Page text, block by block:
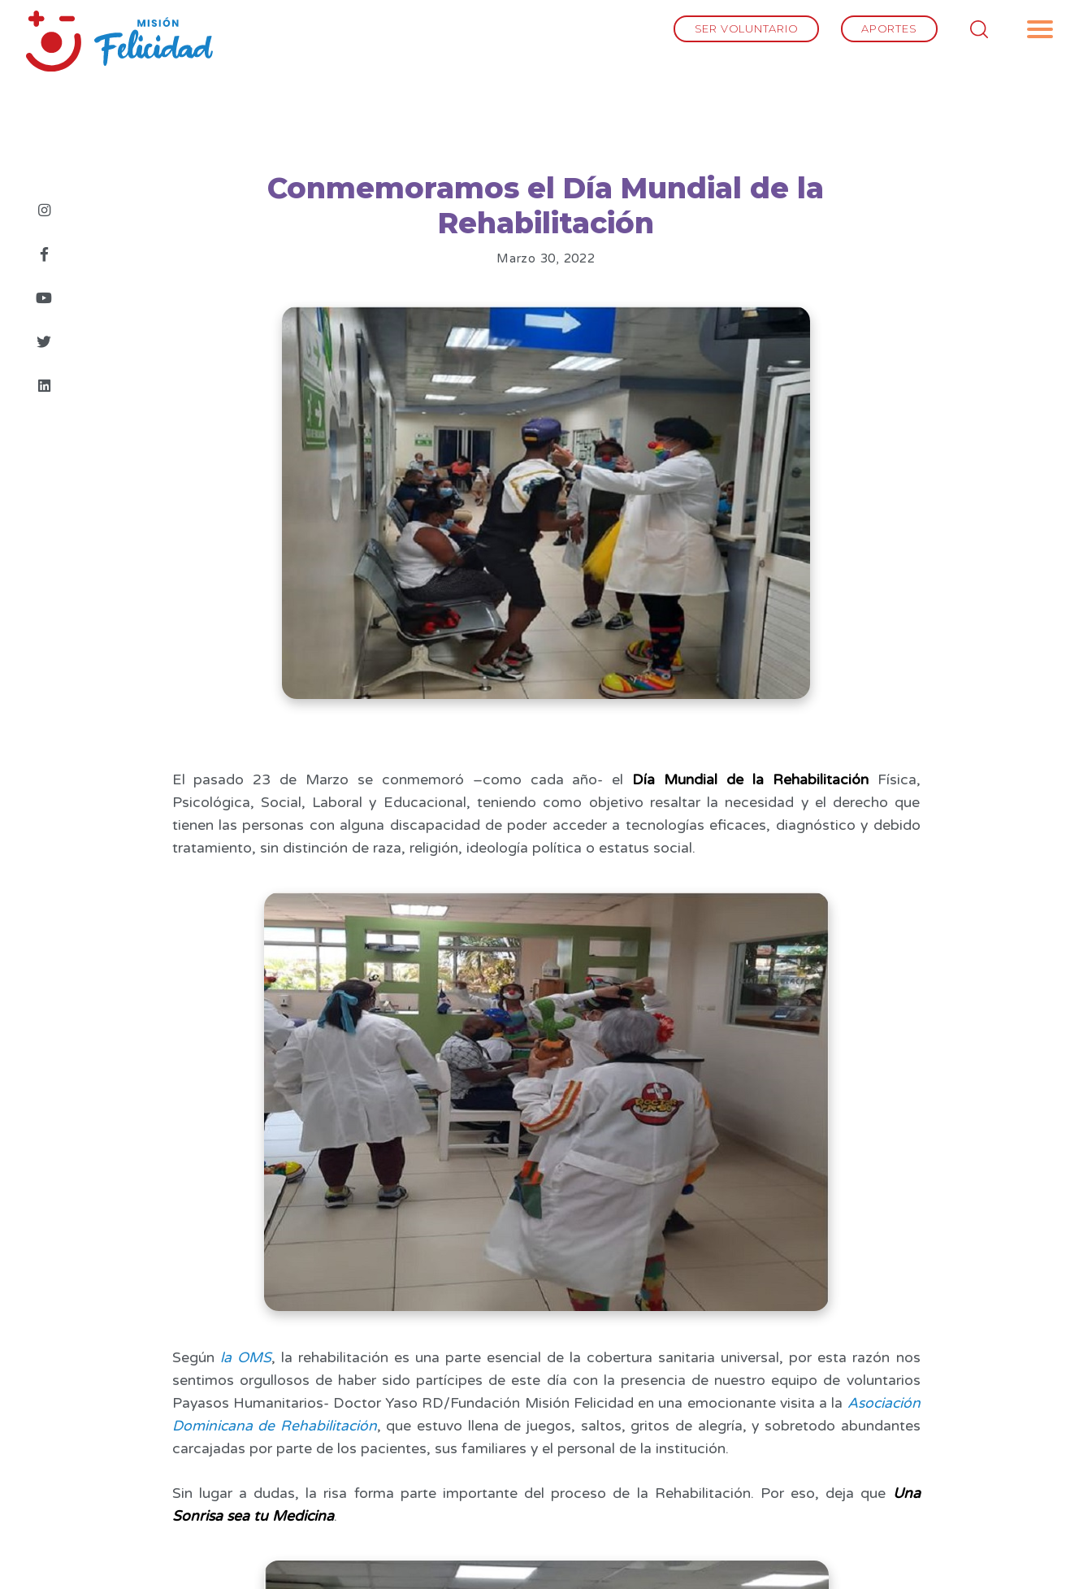
SER VOLUNTARIO APORTES
Conmemoramos el Día Mundial de la
Rehabilitación
Marzo 30, 2022
El pasado 23 de Marzo se conmemoró –como cada año- el Día Mundial de la RehabilitaciónFísica,
Psicológica, Social, Laboral y Educacional, teniendo como objetivo resaltar la necesidad y el derecho que
tienen las personas con alguna discapacidad de poder acceder a tecnologías eficaces, diagnóstico y debido
tratamiento, sin distinción de raza, religión, ideología política o estatus social.
Según la OMS, la rehabilitación es una parte esencial de la cobertura sanitaria universal, por esta razón nos
sentimos orgullosos de haber sido partícipes de este día con la presencia de nuestro equipo de voluntarios
Payasos Humanitarios- Doctor Yaso RD/Fundación Misión Felicidad en una emocionante visita a la Asociación
Dominicana de Rehabilitación, que estuvo llena de juegos, saltos, gritos de alegría, y sobretodo abundantes
carcajadas por parte de los pacientes, sus familiares y el personal de la institución.
Sin lugar a dudas, la risa forma parte importante del proceso de la Rehabilitación. Por eso, deja que Una
Sonrisa sea tu Medicina.